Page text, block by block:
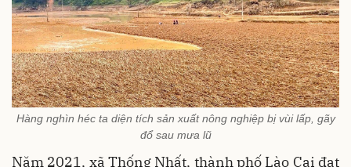
Hàng nghìn héc ta diện tích sản xuất nông nghiệp bị vùi lấp, gãy
đổ sau mưa lũ
Năm 2021, xã Thống Nhất, thành phố Lào Cai đạt